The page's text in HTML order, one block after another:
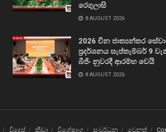
රෙගුලාසි
8 AUGUST 2026
2026 චීන ජාත්‍යන්තර
ප්‍රදර්ශනය සැප්තැම්බර් 9
බීජිං නුවරදී ආරම්භ වෙයි
8 AUGUST 2026
විදෙස් ක්‍රීඩා විශේෂාංග සංවර්ධන වෙනත්